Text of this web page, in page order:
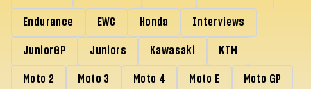
Endurance EWC Honda Interviews
JuniorGP Juniors Kawasaki KTM
Moto 2 Moto 3 Moto 4 Moto E Moto GP